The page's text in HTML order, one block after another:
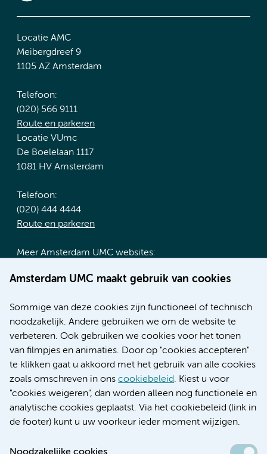
Amsterdam UMC maakt gebruik van cookies
Sommige van deze cookies zijn functioneel of technisch
noodzakelijk. Andere gebruiken we om de website te
verbeteren. Ook gebruiken we cookies voor het tonen
van filmpjes en animaties. Door op "cookies accepteren"
te klikken gaat u akkoord met het gebruik van alle cookies
zoals omschreven in ons cookiebeleid. Kiest u voor
"cookies weigeren", dan worden alleen nog functionele en
analytische cookies geplaatst. Via het cookiebeleid (link in
de footer) kunt u uw voorkeur ieder moment wijzigen.
Locatie AMC
Meibergdreef 9
1105 AZ Amsterdam
Telefoon:
(020) 566 9111
Route en parkeren
Locatie VUmc
De Boelelaan 1117
1081 HV Amsterdam
Telefoon:
(020) 444 4444
Route en parkeren
Meer Amsterdam UMC websites:
Werken bij Amsterdam UMC
Nieuws
Research
Educatie locatie AMC
Educatie locatie VUmc
Verwijzen & diagnostiek